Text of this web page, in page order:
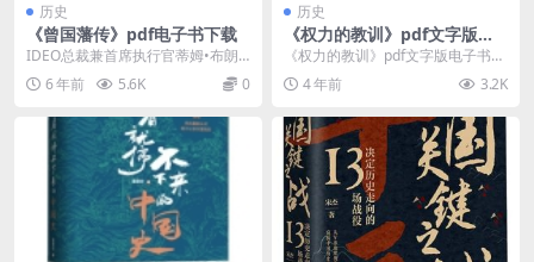
历史
《曾国藩传》pdf电子书下载
IDEO总裁兼首席执行官蒂姆•布朗
最新著作 创新工场董事长兼首席执
行官 李开复...
6 年前 5.6K 0
历史
《权力的教训》pdf文字版电
子书下载
《权力的教训》pdf文字版电子书下
载介绍 书名：权利的经历 作者：弗
朗索瓦·奥朗...
4 年前 3.2K